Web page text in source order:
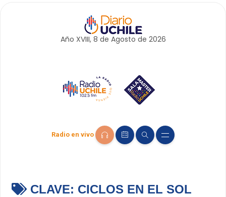
Año XVIII, 8 de Agosto de 2026
Radio en vivo
CLAVE: CICLOS EN EL SOL